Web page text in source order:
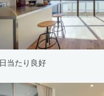
日当たり良好